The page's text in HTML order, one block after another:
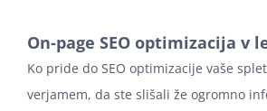
On-page SEO optimizacija v
Ko pride do SEO optimizacije vaše
verjamem, da ste slišali že ogromno